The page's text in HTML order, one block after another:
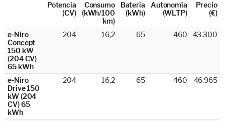
Potencia
(CV)
Consumo
(kWh/100
km)
Bateria
(kWh)
Autonomía
(WLTP)
Precio
(€)
e-Niro
Concept
150 kW
(204 CV)
65 kWh
204 16,2 65 460 43.300
e-Niro
Drive 150
kW (204
CV) 65
kWh
204 16,2 65 460 46.965